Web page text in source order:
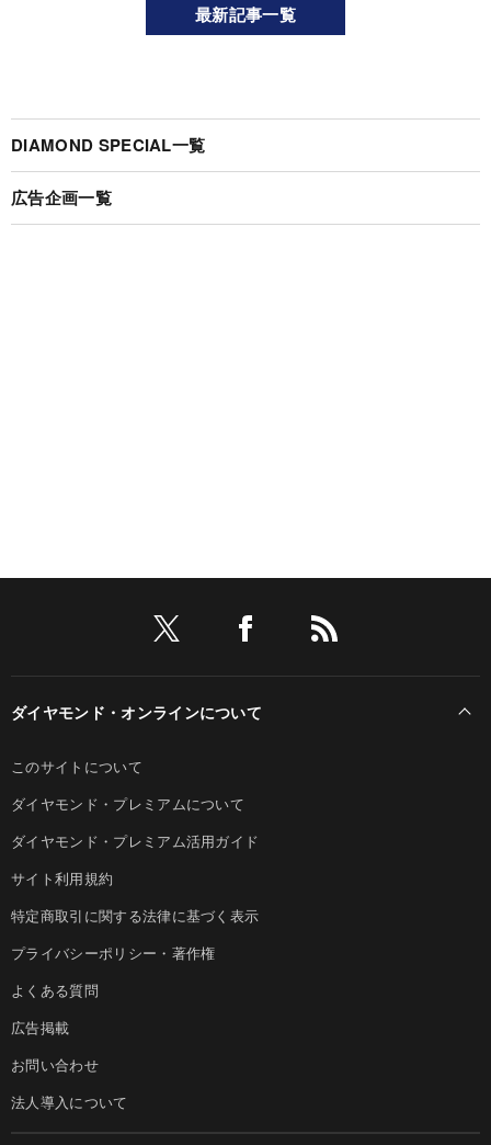
最新記事一覧
DIAMOND SPECIAL一覧
広告企画一覧
ダイヤモンド・オンラインについて
このサイトについて
ダイヤモンド・プレミアムについて
ダイヤモンド・プレミアム活用ガイド
サイト利用規約
特定商取引に関する法律に基づく表示
プライバシーポリシー・著作権
よくある質問
広告掲載
お問い合わせ
法人導入について